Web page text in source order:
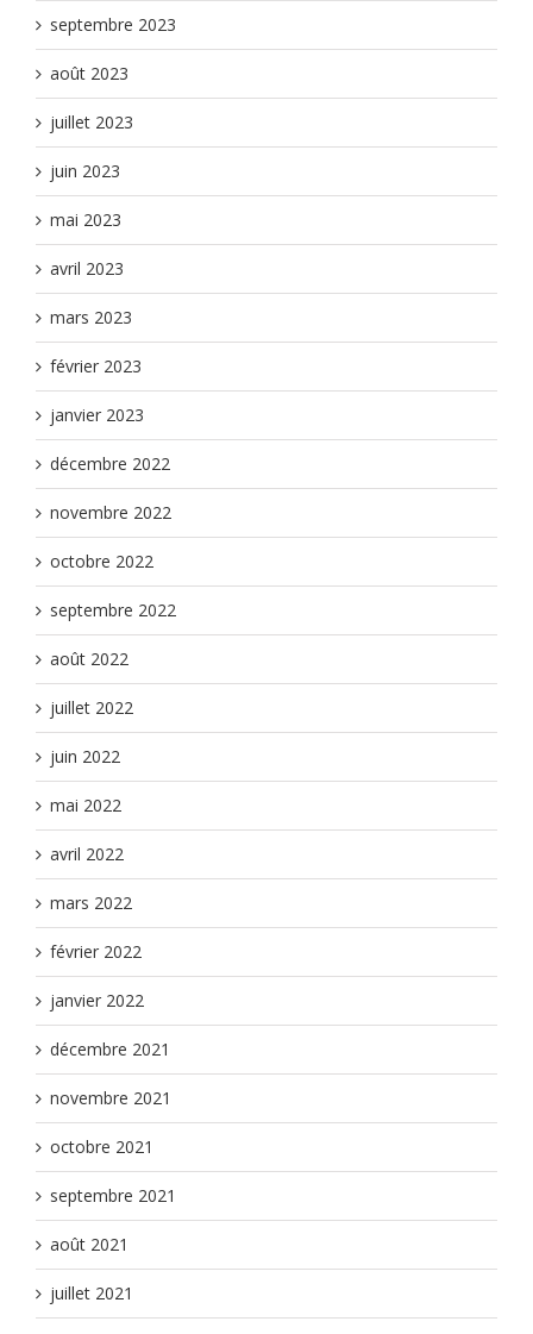
septembre 2023
août 2023
juillet 2023
juin 2023
mai 2023
avril 2023
mars 2023
février 2023
janvier 2023
décembre 2022
novembre 2022
octobre 2022
septembre 2022
août 2022
juillet 2022
juin 2022
mai 2022
avril 2022
mars 2022
février 2022
janvier 2022
décembre 2021
novembre 2021
octobre 2021
septembre 2021
août 2021
juillet 2021